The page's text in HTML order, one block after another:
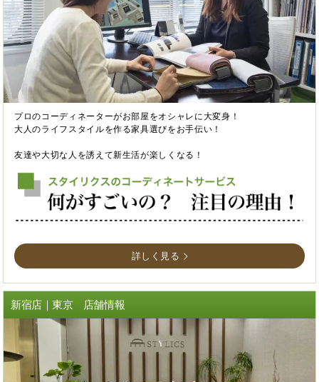
プロのコーディネーターがお部屋をオシャレに大変身！
大人のライフスタイルを作る家具選びをお手伝い！
友達や大切な人を誘えて新生活が楽しくなる！
詳しく見る
新宿店｜東京 店舗情報